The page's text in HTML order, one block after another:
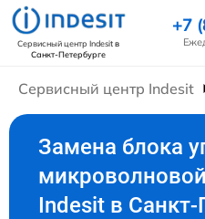
Сервисный центр Indesitв
Санкт-Петербурге
+7
Сервисный центр Indesit
Замена блока
Indesit в Санкт-